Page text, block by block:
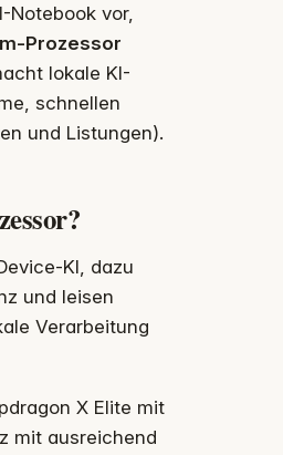
Notebook vor,
Prozessor
lokale KI-
schnellen
und Listungen).
KI, dazu
und leisen
Verarbeitung
X Elite mit
mit ausreichend